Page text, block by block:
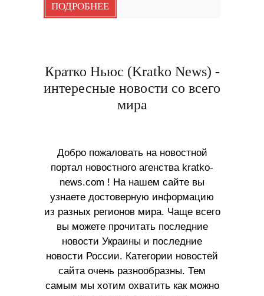
ПОДРОБНЕЕ
Кратко Ньюс (Kratko News) -
интересные новости со всего
мира
Добро пожаловать на новостной
портал новостного агенства kratko-
news.com ! На нашем сайте вы
узнаете достоверную информацию
из разных регионов мира. Чаще всего
вы можете прочитать последние
новости Украины и последние
новости России. Категории новостей
сайта очень разнообразны. Тем
самым мы хотим охватить как можно